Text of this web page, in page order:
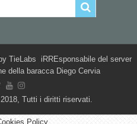
TieLabs iRREsponsabile del server
della baracca Diego Cervia
Tutti i diritti riservati.
Policy